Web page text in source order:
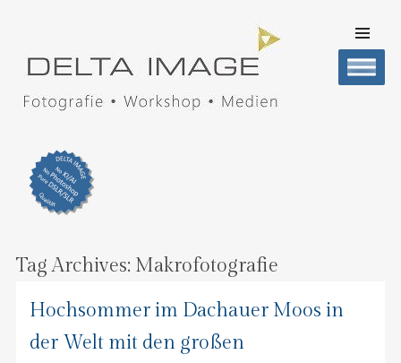
CONTENT
Tag Archives: Makrofotografie
Hochsommer im Dachauer Moos in
der Welt mit den großen